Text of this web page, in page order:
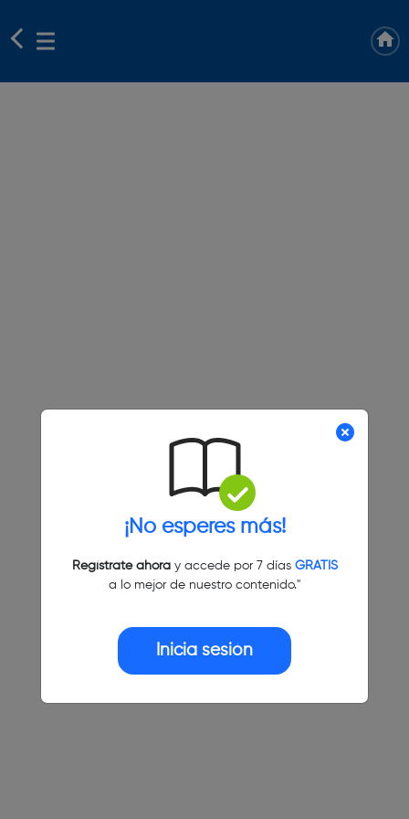
¡No esperes más!
Regístrate ahoray accede por 7 días GRATIS
a lo mejor de nuestro contenido."
Inicia sesión